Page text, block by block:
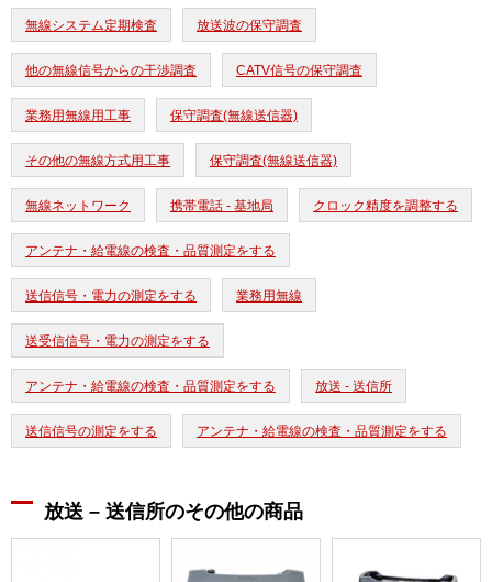
無線システム定期検査 放送波の保守調査
他の無線信号からの干渉調査 CATV信号の保守調査
業務用無線用工事 保守調査(無線送信器)
その他の無線方式用工事 保守調査(無線送信器)
無線ネットワーク 携帯電話 - 基地局 クロック精度を調整する
アンテナ・給電線の検査・品質測定をする
送信信号・電力の測定をする 業務用無線
送受信信号・電力の測定をする
アンテナ・給電線の検査・品質測定をする 放送 - 送信所
送信信号の測定をする アンテナ・給電線の検査・品質測定をする
放送 – 送信所のその他の商品